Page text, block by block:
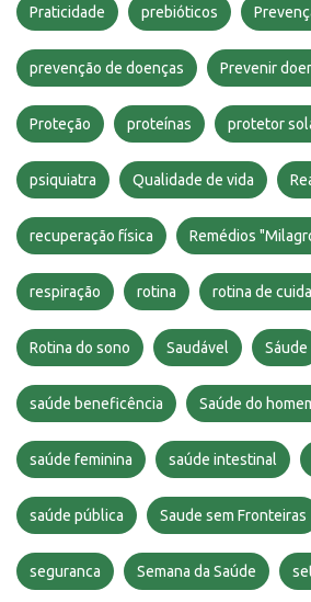
Praticidade prebióticos
prevenção de doenças Prevenir
Proteção proteínas protetor
psiquiatra Qualidade de vida
recuperação física Remédios
respiração rotina rotina de
Rotina do sono Saudável Sáude
saúde beneficência Saúde do
saúde feminina saúde intestinal
saúde pública Saude sem Fronteiras
seguranca Semana da Saúde